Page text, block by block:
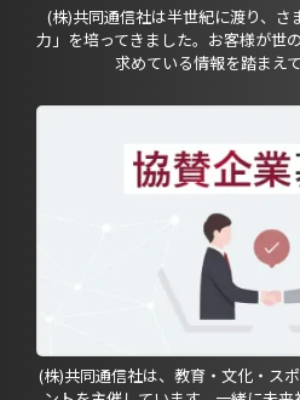
(株)共同通信社は半世紀に渡り、
力」を培ってきました。お客様が世
求めている情報を踏まえ
(株)共同通信社は、教育・文化・ス